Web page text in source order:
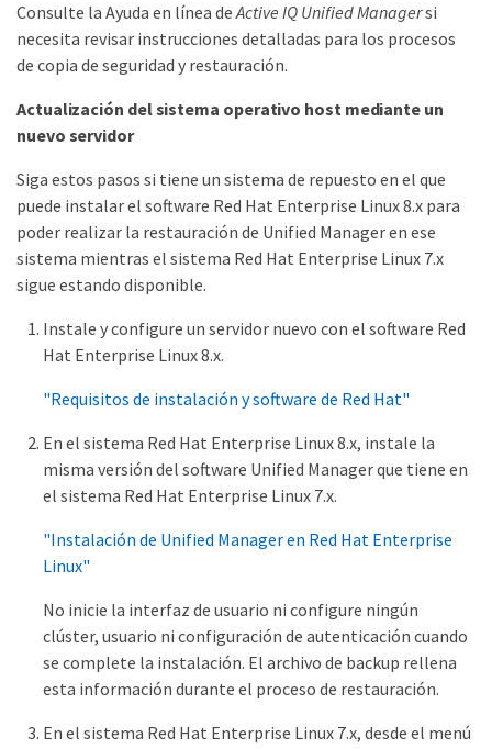
Consulte la Ayuda en línea deActive IQ Unified Managersi
necesita revisar instrucciones detalladas para los procesos
de copia de seguridad y restauración.
Actualización del sistema operativo host mediante un
nuevo servidor
Siga estos pasos si tiene un sistema de repuesto en el que
puede instalar el software Red Hat Enterprise Linux 8.x para
poder realizar la restauración de Unified Manager en ese
sistema mientras el sistema Red Hat Enterprise Linux 7.x
sigue estando disponible.
Instale y configure un servidor nuevo con el software Red
Hat Enterprise Linux 8.x.
"Requisitos de instalación y software de Red Hat"
En el sistema Red Hat Enterprise Linux 8.x, instale la
misma versión del software Unified Manager que tiene en
el sistema Red Hat Enterprise Linux 7.x.
"Instalación de Unified Manager en Red Hat Enterprise
Linux"
No inicie la interfaz de usuario ni configure ningún
clúster, usuario ni configuración de autenticación cuando
se complete la instalación. El archivo de backup rellena
esta información durante el proceso de restauración.
En el sistema Red Hat Enterprise Linux 7.x, desde el menú